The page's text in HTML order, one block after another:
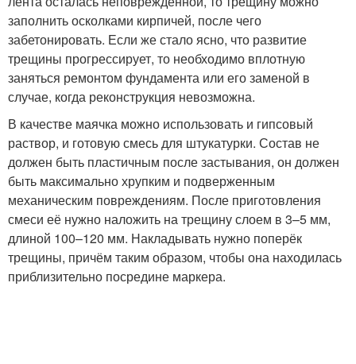
заполнить осколками кирпичей, после чего
забетонировать. Если же стало ясно, что развитие
трещины прогрессирует, то необходимо вплотную
заняться ремонтом фундамента или его заменой в
случае, когда реконструкция невозможна.
В качестве маячка можно использовать и гипсовый
раствор, и готовую смесь для штукатурки. Состав не
должен быть пластичным после застывания, он должен
быть максимально хрупким и подверженным
механическим повреждениям. После приготовления
смеси её нужно наложить на трещину слоем в 3–5 мм,
длиной 100–120 мм. Накладывать нужно поперёк
трещины, причём таким образом, чтобы она находилась
приблизительно посредине маркера.